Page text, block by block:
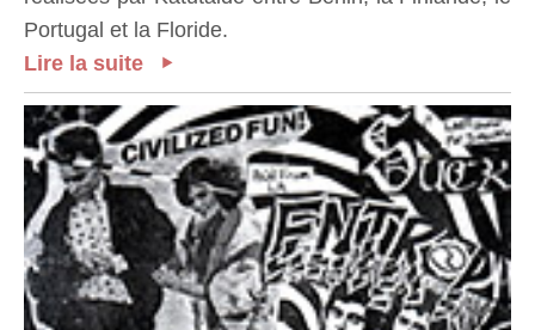
Portugal et la Floride.
Lire la suite